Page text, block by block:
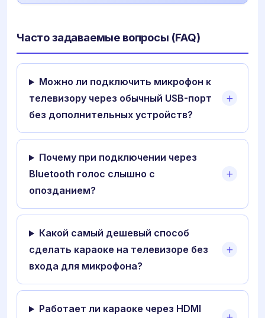
Часто задаваемые вопросы (FAQ)
Можно ли подключить микрофон к
телевизору через обычный USB-порт
без дополнительных устройств?
Почему при подключении через
Bluetooth голос слышно с
опозданием?
Какой самый дешевый способ
сделать караоке на телевизоре без
входа для микрофона?
Работает ли караоке через HDMI